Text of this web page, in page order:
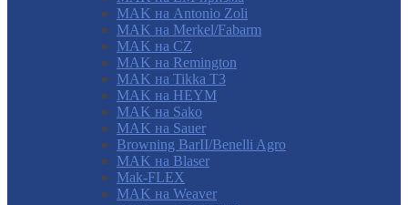
MAK на Antonio Zoli
MAK на Merkel/Fabarm
MAK на CZ
MAK на Remington
MAK на Tikka T3
MAK на HEYM
MAK на Sako
MAK на Sauer
Browning BarII/Benelli Agro
MAK на Blaser
Mak-FLEX
MAK на Weaver